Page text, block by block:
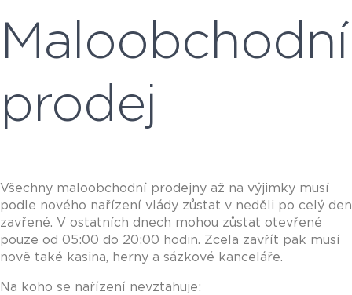
Maloobchodní
prodej
Všechny maloobchodní prodejny až na výjimky musí
podle nového nařízení vlády zůstat v neděli po celý den
zavřené. V ostatních dnech mohou zůstat otevřené
pouze od 05:00 do 20:00 hodin. Zcela zavřít pak musí
nově také kasina, herny a sázkové kanceláře.
Na koho se nařízení nevztahuje: